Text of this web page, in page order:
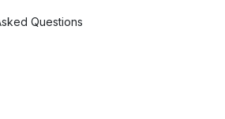
Questions